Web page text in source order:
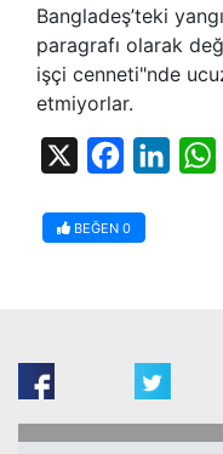
Bangladeş’teki
paragrafı olarak
işçi cenneti"nde
etmiyorlar.
Facebook
BEĞEN 0